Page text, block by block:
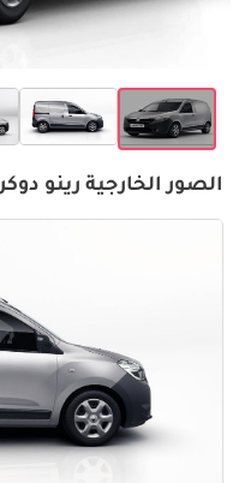
الصور الخارجية رينو دوكر